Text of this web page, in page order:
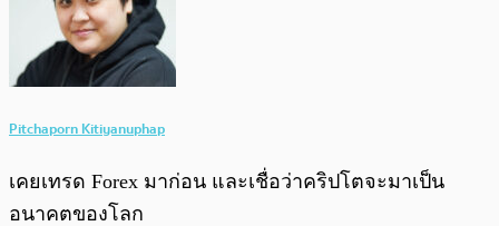
Pitchaporn Kitiyanuphap
เคยเทรด Forex มาก่อน และเชื่อว่าคริปโตจะมาเป็น
อนาคตของโลก